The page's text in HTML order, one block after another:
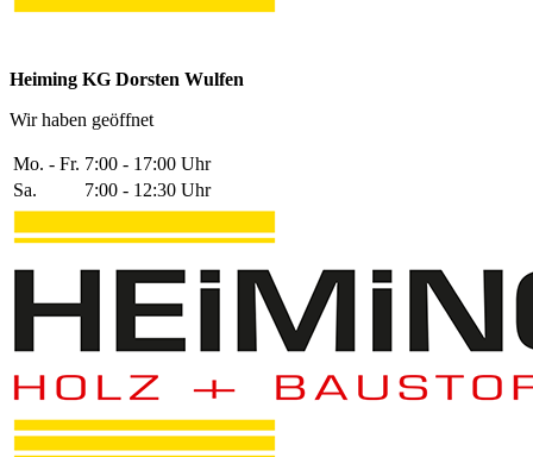
Heiming KG Dorsten Wulfen
Wir haben geöffnet
Mo. - Fr. 7:00 - 17:00 Uhr
Sa.
7:00 - 12:30 Uhr